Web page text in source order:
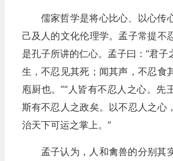
儒家哲学是将心比心、以心传
己及人的文化伦理学。孟子常提不
是孔子所讲的仁心。孟子曰：“君子
生，不忍见其死；闻其声，不忍食
庖厨也。”“人皆有不忍人之心。先
斯有不忍人之政矣。以不忍人之心
治天下可运之掌上。”
孟子认为，人和禽兽的分别其